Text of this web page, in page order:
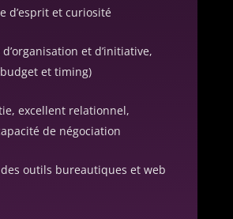
d’esprit et curiosité
et d’initiative,
et timing)
excellent relationnel,
de négociation
outils bureautiques et web